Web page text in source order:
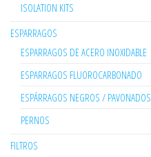
ISOLATION KITS
ESPARRAGOS
ESPARRAGOS DE ACERO INOXIDABLE
ESPARRAGOS FLUOROCARBONADO
ESPÁRRAGOS NEGROS / PAVONADOS
PERNOS
FILTROS